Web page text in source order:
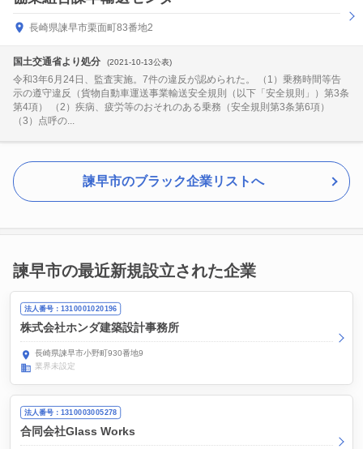
長崎県諫早市栗面町83番地2
国土交通省より処分 (2021-10-13公表)
令和3年6月24日、監査実施。7件の違反が認められた。 （1）乗務時間等告
示の遵守違反（貨物自動車運送事業輸送安全規則（以下「安全規則」）第3条
第4項） （2）疾病、疲労等のおそれのある乗務（安全規則第3条第6項）
（3）点呼の...
諫早市のブラック企業リストへ
諫早市の最近新規設立された企業
法人番号：1310001020196
株式会社ホンダ建築設計事務所
長崎県諫早市小野町930番地9
業界未設定
法人番号：1310003005278
合同会社Glass Works